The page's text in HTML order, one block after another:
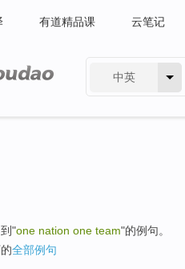
有道精品课 云笔记
中英
"one nation one team"的例句。
全部例句